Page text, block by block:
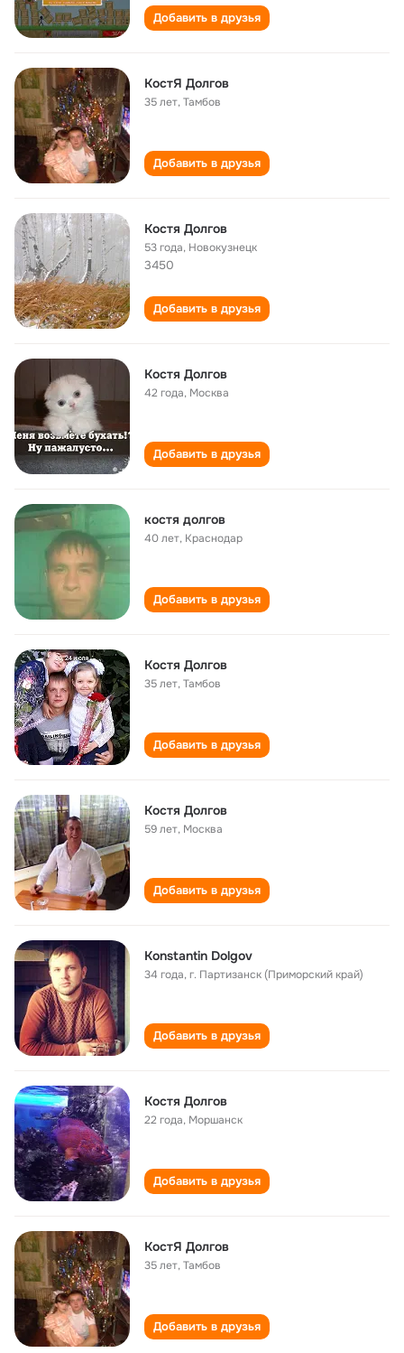
Добавить в друзья
КостЯ Долгов
35 лет,Тамбов
Добавить в друзья
Костя Долгов
53 года, Новокузнецк
3450
Добавить в друзья
Костя Долгов
42 года, Москва
Добавить в друзья
костя долгов
40 лет, Краснодар
Добавить в друзья
Костя Долгов
35 лет,Тамбов
Добавить в друзья
Костя Долгов
59 лет, Москва
Добавить в друзья
Konstantin Dolgov
34 года,г. Партизанск (Приморский край)
Добавить в друзья
Костя Долгов
22 года, Моршанск
Добавить в друзья
КостЯ Долгов
35 лет,Тамбов
Добавить в друзья